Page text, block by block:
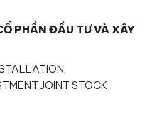
PHẦN ĐẦU TƯ VÀ XÂY
JOINT STOCK